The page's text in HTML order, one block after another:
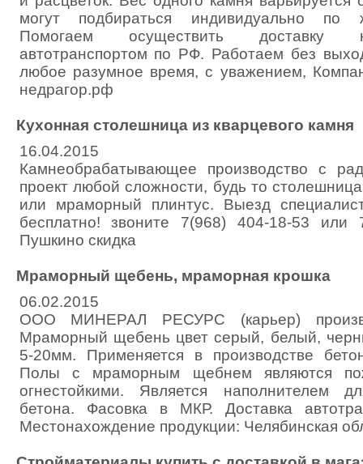
могут подбираться индивидуально по
Помогаем осуществить доставку
автотранспортом по РФ. Работаем без
любое разумное время, с уважением,
недрагор.рф
Кухонная столешница из кварцевого камня
16.04.2015
Камнеобрабатывающее производство с
проект любой сложности, будь то
или мраморный плинтус. Выезд
бесплатно! звоните 7(968) 404-18-53 или
Пушкино скидка
Мраморный щебень, мраморная крошка
06.02.2015
ООО МИНЕРАЛ РЕСУРС (карьер)
Мраморный щебень цвет серый, белый,
5-20мм. Применяется в производстве
Полы с мраморным щебнем являются
огнестойкими. Является наполнителем
бетона. Фасовка в МКР. Доставка
Местонахождение продукции: Челябинская